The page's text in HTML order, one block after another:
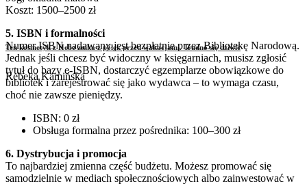
Ten kosmetyk z Hebe znika z półek przed wakacjami. Trudno się dziwić
Rebeka Kamińska
Koszt: 1500–2500 zł
5. ISBN i formalności
Numer ISBN nadawany jest bezpłatnie przez Bibliotekę Narodową.
Jednak jeśli chcesz być widoczny w księgarniach, musisz zgłosić
tytuł do bazy e-ISBN, dostarczyć egzemplarze obowiązkowe do
bibliotek i zarejestrować się jako wydawca – to wymaga czasu,
choć nie zawsze pieniędzy.
ISBN: 0 zł
Obsługa formalna przez pośrednika: 100–300 zł
6. Dystrybucja i promocja
To najbardziej zmienna część budżetu. Możesz promować się
samodzielnie w mediach społecznościowych albo zainwestować w